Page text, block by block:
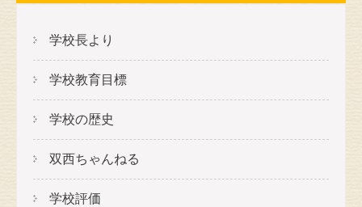
ー
シ
ョ
ン
学校長より
学校教育目標
学校の歴史
双西ちゃんねる
学校評価